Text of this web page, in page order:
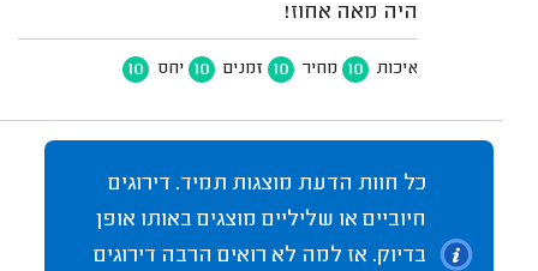
היה מאה אחוז!
איכות 10 מחיר 10 זמנים 10 יחס 10
כל חוות הדעת מוצגות תמיד. דירוגים
חיוביים או שליליים מוצגים באותו אופן
בדיוק. אז למה לא רואים הרבה דירוגים